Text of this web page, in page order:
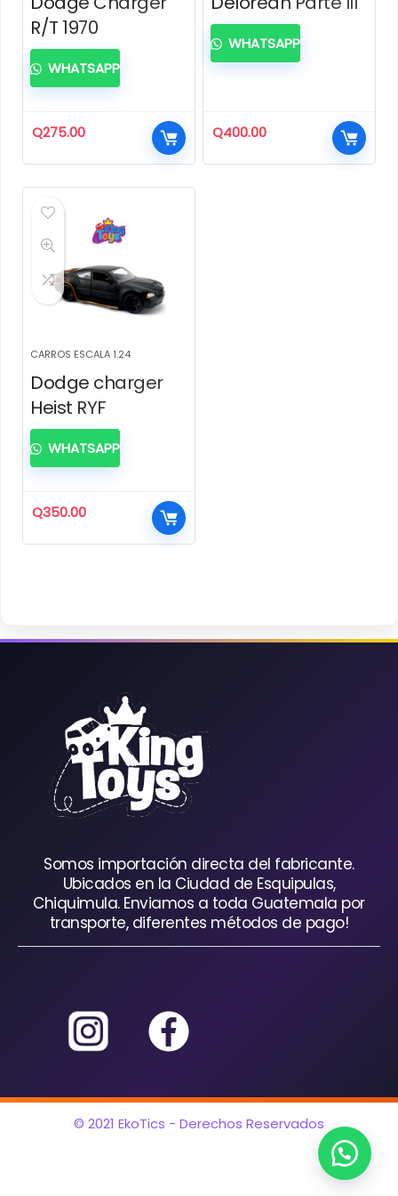
R/T 1970
Q275.00
WHATSAPP
Q400.00
WHATSAPP
CARROS ESCALA 1.24
Dodge charger
Heist RYF
Q350.00
WHATSAPP
Somos importación directa del fabricante.
Ubicados en la Ciudad de Esquipulas,
Chiquimula. Enviamos a toda Guatemala por
transporte, diferentes métodos de pago!
© 2021 EkoTics - Derechos Reservados